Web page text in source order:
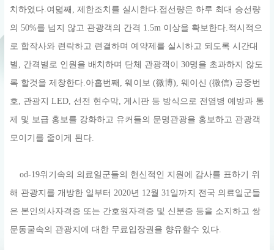
치하였다.여덟째, 제한조치를 실시한다.접선량은 하루 최대 승선량
의 50%를 넘지 않고 관광객의 간격 1.5m 이상을 확보한다.적시적으
로 합작사와 련락하고 련결하며 예약제를 실시하고 되도록 시간대
별, 간격별로 인원을 배치하며 단체 관광객이 30명을 초과하지 않도
록 할것을 제창한다.아홉번째, 웨이보 (微博), 웨이신 (微信) 공중번
호, 관광지 LED, 선전 현수막, 게시판 등 방식으로 전염병 예방과 통
제 및 보급 홍보를 강화하고 유커들의 문명관광을 홍보하고 관광객
모이기를 줄이게 된다.
od-19위기속의 의료일군들의 헌신적인 지원에 감사를 표하기 위
해 관광지를 개방한 일부터 2020년 12월 31일까지 전국 의료일군들
은 본인의사자격증 또는 간호원자격증 및 신분증 등을 소지하고 쌍
문동굴속의 관광지에 대한 무료입장권을 향유할수 있다.